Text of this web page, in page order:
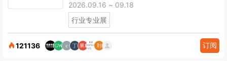
2026.09.16 ~ 09.18
行业专业展
121136 订阅